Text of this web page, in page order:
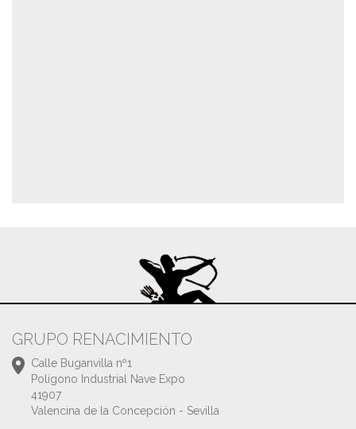
GRUPO RENACIMIENTO
Calle Buganvilla nº1
Polígono Industrial Nave Expo
41907
Valencina de la Concepción - Sevilla